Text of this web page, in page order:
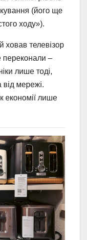
(його ще
ходу»).
ховав телевізор
переконали –
лише тоді,
від мережі.
економії лише